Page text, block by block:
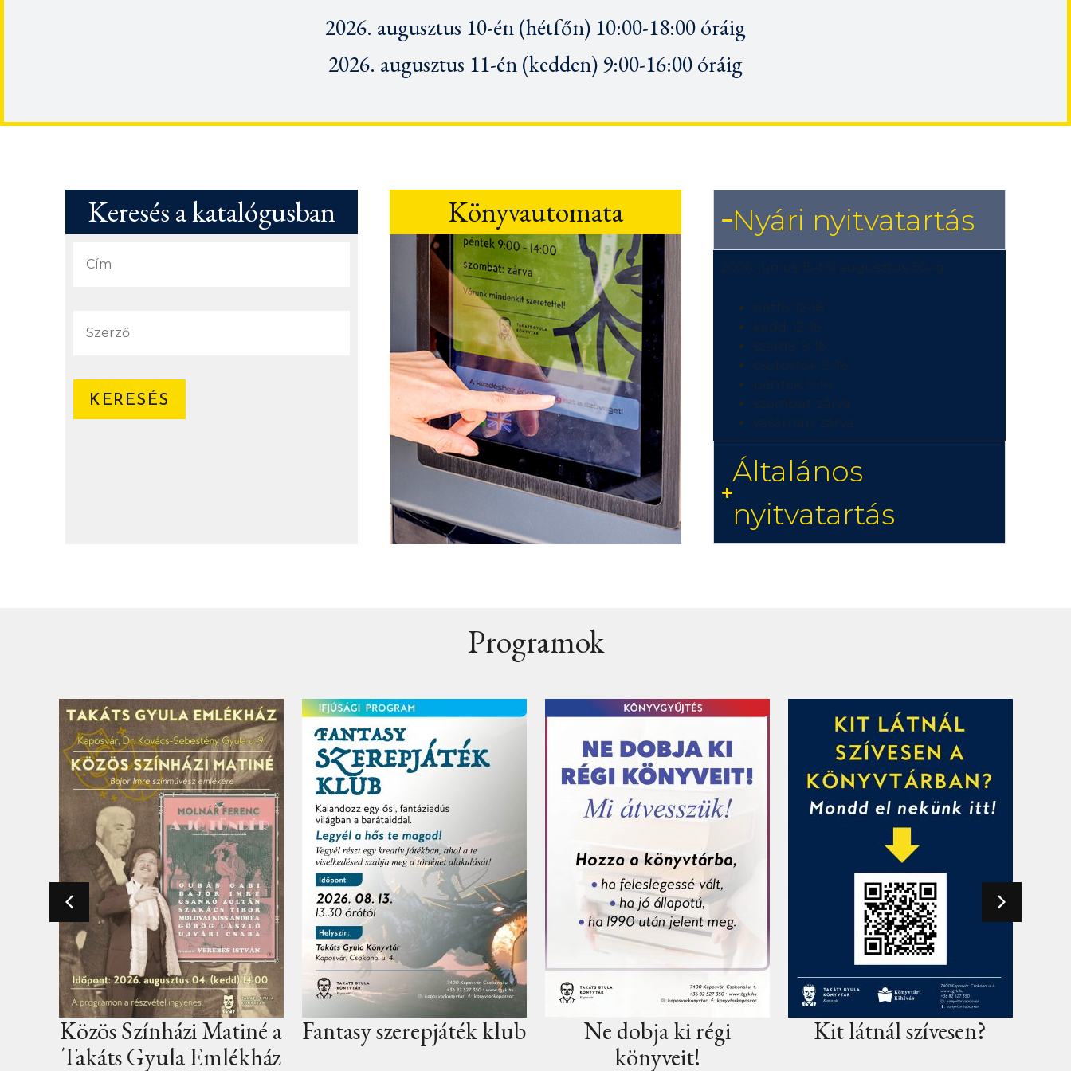
2026. augusztus 10-én (hétfőn) 10:00-18:00 óráig
2026. augusztus 11-én(kedden) 9:00-16:00 óráig
Keresés a katalógusban Könyvautomata Nyári nyitvatartás
2026. június 15-től augusztus 30-ig:
hétfő: 12-18
kedd: 12-16
szerda: 9-16
csütörtök: 9-16
péntek: 9-14
szombat: zárva
vasárnap: zárva
Általános
nyitvatartás
Programok
a
Fantasy szerepjáték klub
Ne dobja ki régi
Kit látnál szívesen? Ajándékötletet keres?